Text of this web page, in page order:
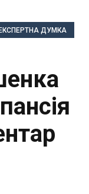
ЕКСПЕРТНА ДУМКА